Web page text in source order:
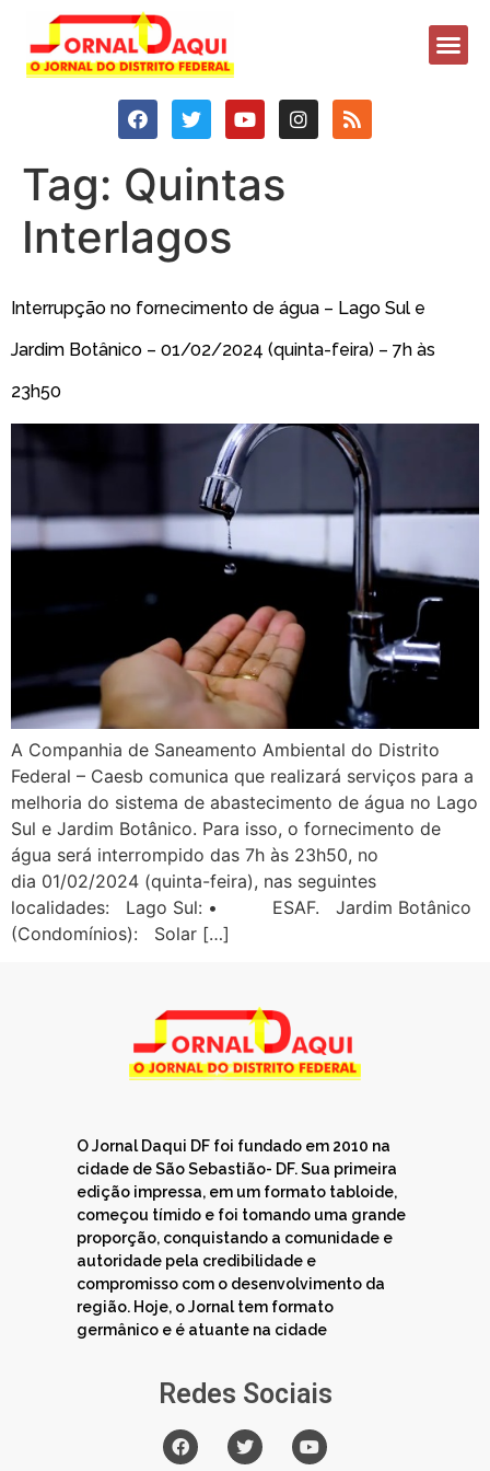
Tag: Quintas
Interlagos
Interrupção no fornecimento de água – Lago Sul e
Jardim Botânico – 01/02/2024 (quinta-feira) – 7h às
23h50
A Companhia de Saneamento Ambiental do Distrito
Federal – Caesb comunica que realizará serviços para a
melhoria do sistema de abastecimento de água no Lago
Sul e Jardim Botânico. Para isso, o fornecimento de
água será interrompido das 7h às 23h50, no
dia 01/02/2024 (quinta-feira), nas seguintes
localidades: Lago Sul: • ESAF. Jardim Botânico
(Condomínios): Solar […]
O Jornal Daqui DF foi fundado em 2010 na
cidade de São Sebastião- DF. Sua primeira
edição impressa, em um formato tabloide,
começou tímido e foi tomando uma grande
proporção, conquistando a comunidade e
autoridade pela credibilidade e
compromisso com o desenvolvimento da
região. Hoje, o Jornal tem formato
germânico e é atuante na cidade
Redes Sociais